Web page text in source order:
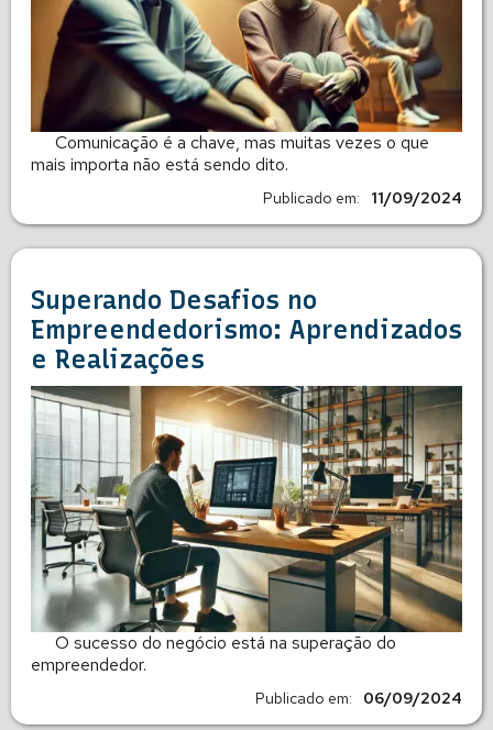
Comunicação é a chave, mas muitas vezes o que
mais importa não está sendo dito.
Publicado em: 11/09/2024
Superando Desafios no
Empreendedorismo: Aprendizados
e Realizações
O sucesso do negócio está na superação do
empreendedor.
Publicado em: 06/09/2024